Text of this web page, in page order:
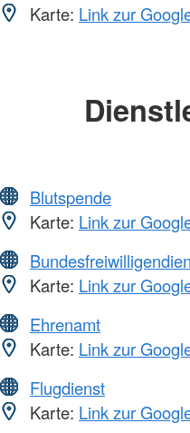
Karte: Link zur
Blutspende
Karte: Link zur
Karte: Link zur
Ehrenamt
Karte: Link zur
Flugdienst
Karte: Link zur